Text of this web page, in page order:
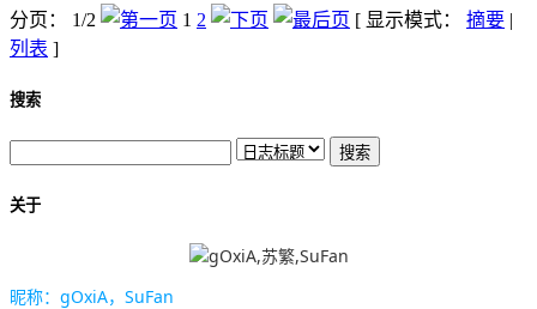
分页： 1/2 1 2 [ 显示模式： 摘要 |
列表 ]
搜索
关于
昵称：gOxiA，SuFan